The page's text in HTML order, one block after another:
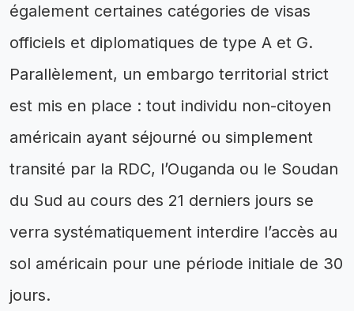
également certaines catégories de visas
officiels et diplomatiques de type A et G.
Parallèlement, un embargo territorial strict
est mis en place : tout individu non-citoyen
américain ayant séjourné ou simplement
transité par la RDC, l’Ouganda ou le Soudan
du Sud au cours des 21 derniers jours se
verra systématiquement interdire l’accès au
sol américain pour une période initiale de 30
jours.